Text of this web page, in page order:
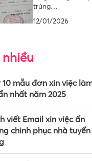
trúng…
12/01/2026
10 mẫu đơn xin việc
nhất năm 2025
viết Email xin việc ấn
chinh phục nhà tuyển